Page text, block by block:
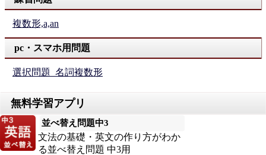
複数形,a,an
pc・スマホ用問題
選択問題_名詞複数形
並べ替え問題中3
文法の基礎・英文の作り方がわか
る並べ替え問題 中3用